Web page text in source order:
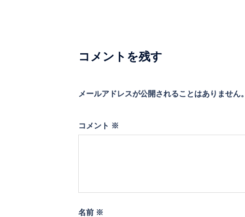
コメントを残す
メールアドレスが公開されることはありません。
コメント ※
名前 ※